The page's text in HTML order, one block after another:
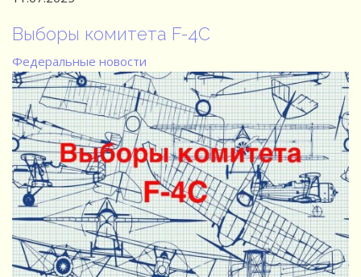
Выборы комитета F-4C
Федеральные новости